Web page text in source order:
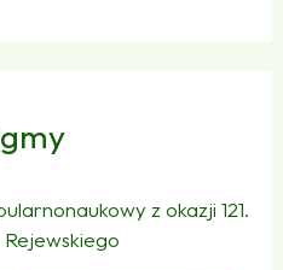
z okazji 121.